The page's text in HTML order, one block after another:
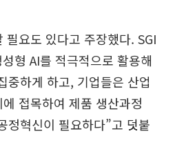
필요도 있다고 주장했다. SGI
형 AI를 적극적으로 활용해
중하게 하고, 기업들은 산업
접목하여 제품 생산과정
정혁신이 필요하다”고 덧붙